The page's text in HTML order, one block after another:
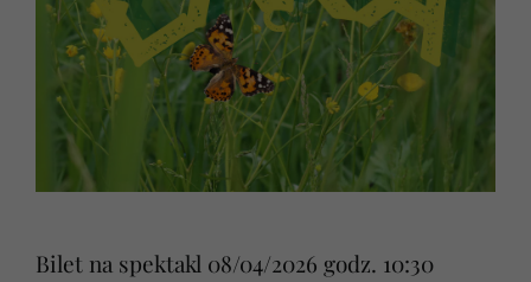
SKLEP VOD
Bilet na spektakl 08/04/2026 godz. 10:30